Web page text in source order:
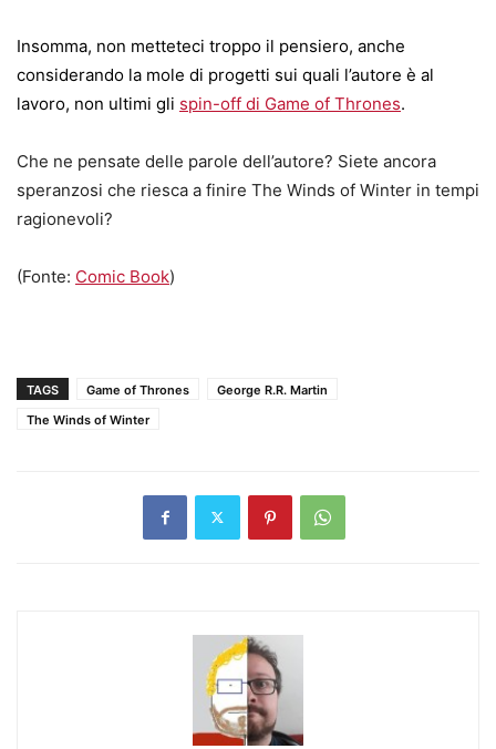
Insomma, non metteteci troppo il pensiero, anche
considerando la mole di progetti sui quali l’autore è al
lavoro, non ultimi gli spin-off di Game of Thrones.
Che ne pensate delle parole dell’autore? Siete ancora
speranzosi che riesca a finire The Winds of Winter in tempi
ragionevoli?
(Fonte: Comic Book)
TAGS Game of Thrones
George R.R. Martin
The Winds of Winter